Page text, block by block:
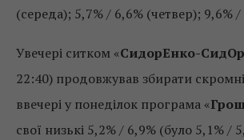
(середа); 5,7% / 6,6% (четвер); 9,6%
Увечері ситком «СидорЕнко-
22:40) продовжував збирати
ввечері у понеділок програма «
свої низькі 5,2% / 6,9% (було 5,1% /